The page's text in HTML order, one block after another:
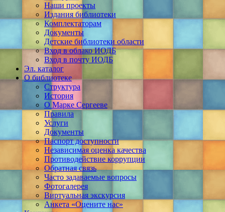
Наши проекты
Издания библиотеки
Комплектаторам
Документы
Детские библиотеки области
Вход в облако ИОДБ
Вход в почту ИОДБ
Эл. каталог
О библиотеке
Структура
История
О Марке Сергееве
Правила
Услуги
Документы
Паспорт доступности
Независимая оценка качества
Противодействие коррупции
Обратная связь
Часто задаваемые вопросы
Фотогалерея
Виртуальная экскурсия
Анкета «Оцените нас»